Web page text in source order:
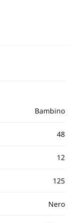
Bambino
48
12
125
Nero